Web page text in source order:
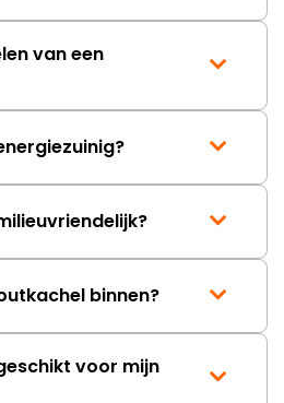
van een
binnen?
voor mijn